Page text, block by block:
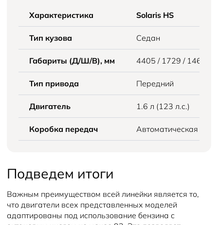
Характеристика Solaris HS
Тип кузова Седан
Габариты (Д/Ш/В), мм 4405 / 1729 / 1469
Тип привода Передний
Двигатель 1.6 л (123 л.с.)
Коробка передач Автоматическая
Подведем итоги
Важным преимуществом всей линейки является то,
что двигатели всех представленных моделей
адаптированы под использование бензина с